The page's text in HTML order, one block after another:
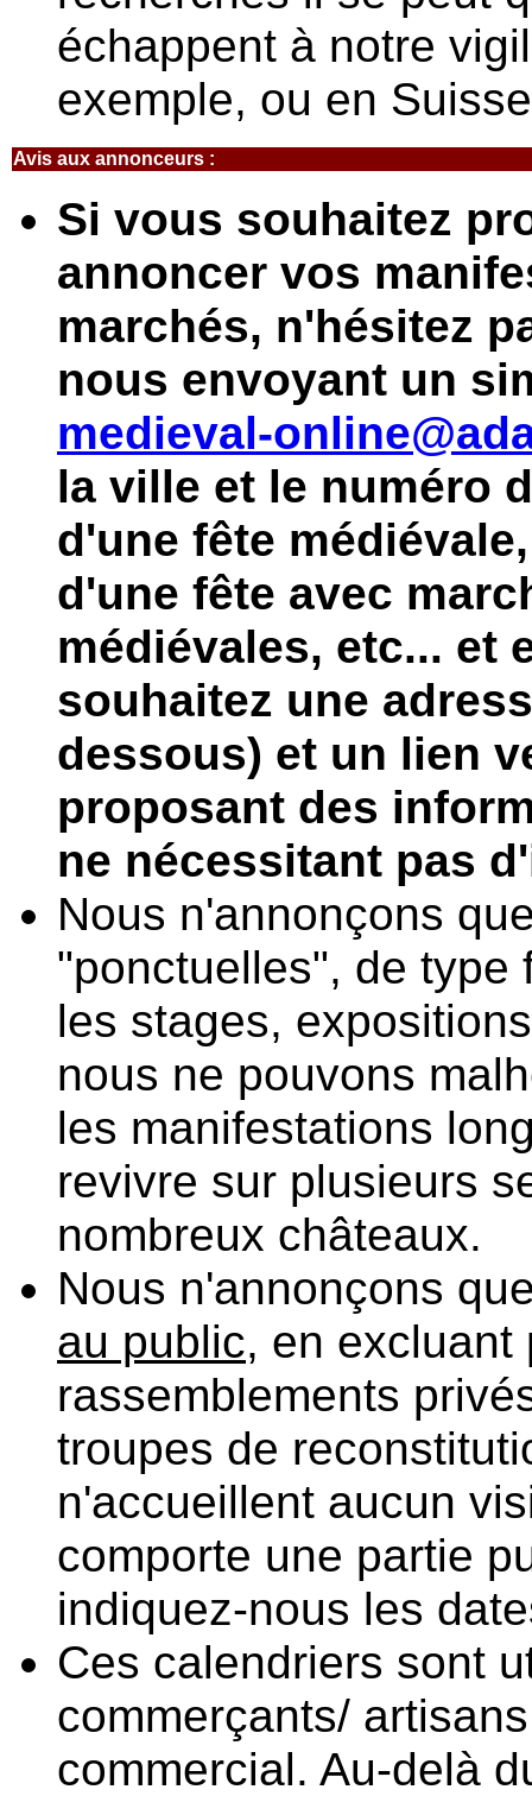
échappent à notre
exemple, ou en
Avis aux annonceurs :
Si vous souhaitez
annoncer vos
marchés, n'hésitez
nous envoyant un
medieval-
la ville et le numéro
d'une fête
d'une fête avec
médiévales, etc... et
souhaitez une
dessous) et un lien
proposant des
ne nécessitant pas
Nous n'annonçons
"ponctuelles", de type
les stages,
nous ne pouvons
les manifestations
revivre sur plusieurs
nombreux châteaux.
Nous n'annonçons
au public, en excluant
rassemblements
troupes de
n'accueillent aucun
comporte une partie
indiquez-nous les
Ces calendriers sont
commerçants/
commercial. Au-delà